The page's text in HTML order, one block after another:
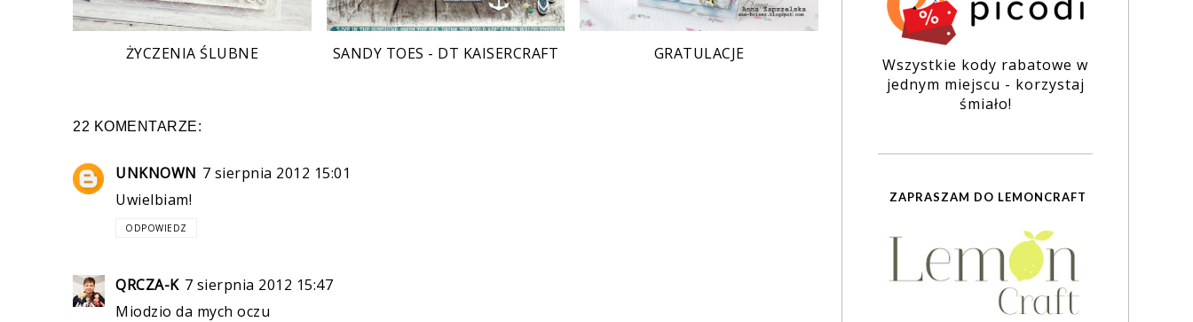
ŻYCZENIA ŚLUBNE SANDY TOES - DT KAISERCRAFT GRATULACJE
22 KOMENTARZE:
UNKNOWN 7 sierpnia 2012 15:01
Uwielbiam!
ODPOWIEDZ
QRCZA-K 7 sierpnia 2012 15:47
Miodzio da mych oczu
Wszystkie kody rabatowe w
jednym miejscu - korzystaj
śmiało!
ZAPRASZAM DO LEMONCRAFT